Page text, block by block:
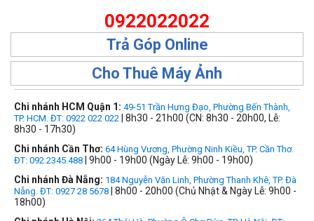
0922022022
Trả Góp Online
Cho Thuê Máy Ảnh
Chi nhánh HCM Quận 1: 49-51 Trần Hưng Đạo, Phường Bến Thành,
TP. HCM. ĐT: 0922 022 022 | 8h30 - 21h00 (CN: 8h30 - 20h00, Lễ:
8h30 - 17h30)
Chi nhánh Cần Thơ: 64 Hùng Vương, Phường Ninh Kiều, TP. Cần Thơ.
ĐT: 092.2345.488 | 9h00 - 19h00 (Ngày Lễ: 9h00 - 19h00)
Chi nhánh Đà Nẵng: 184 Nguyễn Văn Linh, Phường Thanh Khê, TP. Đà
Nẵng. ĐT: 0927 28 5678 | 8h00 - 20h00 (Chủ Nhật & Ngày Lễ: 9h00 -
18h00)